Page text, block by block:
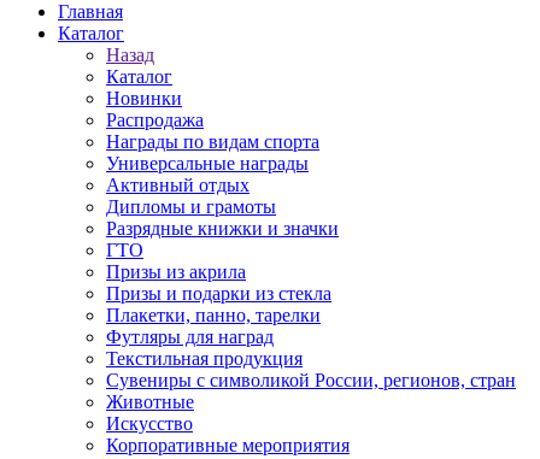
Главная
Каталог
Назад
Каталог
Новинки
Распродажа
Награды по видам спорта
Универсальные награды
Активный отдых
Дипломы и грамоты
Разрядные книжки и значки
ГТО
Призы из акрила
Призы и подарки из стекла
Плакетки, панно, тарелки
Футляры для наград
Текстильная продукция
Сувениры с символикой России, регионов, стран
Животные
Искусство
Корпоративные мероприятия